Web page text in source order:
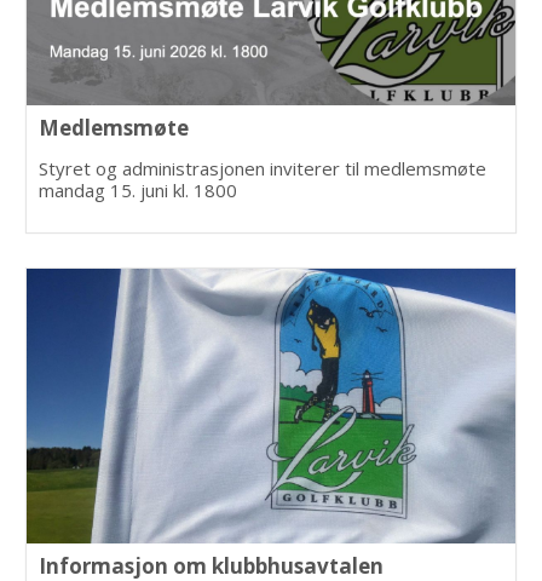
Medlemsmøte
Styret og administrasjonen inviterer til medlemsmøte
mandag 15. juni kl. 1800
Informasjon om klubbhusavtalen